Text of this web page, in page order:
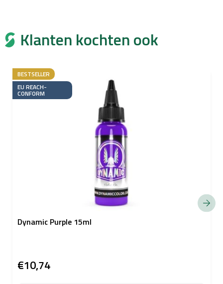
Klanten kochten ook
BESTSELLER
EU REACH-
CONFORM
Dynamic Purple 15ml
€10,74